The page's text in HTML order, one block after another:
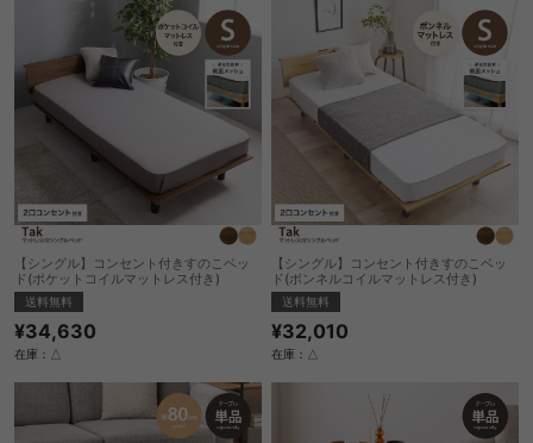
【シングル】コンセント付きすのこベッ
ド(ポケットコイルマットレス付き)
送料無料
¥34,630
在庫：△
【シングル】コンセント付きすのこベッ
ド(ボンネルコイルマットレス付き)
送料無料
¥32,010
在庫：△